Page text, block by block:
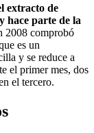
extracto de
hace parte de la
2008 comprobó
es un
y se reduce a
el primer mes, dos
el tercero.